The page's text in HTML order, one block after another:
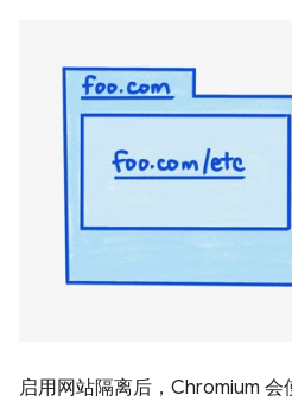
启用网站隔离后，Chromium